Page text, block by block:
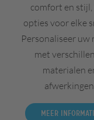
comfort en stijl,
opties voor elke
Personaliseer uw
met
materialen
afwerkingen.
Meer